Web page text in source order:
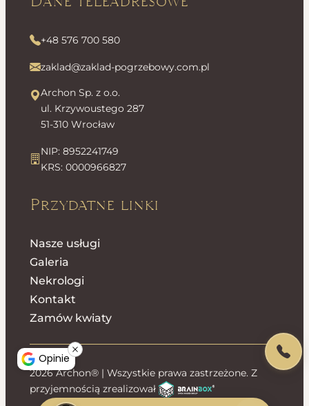
+48 576 700 580
zaklad@zaklad-pogrzebowy.com.pl
Archon Sp. z o.o.
ul. Krzywoustego 287
51-310 Wrocław
NIP: 8952241749
KRS: 0000966827
Przydatne linki
Nasze usługi
Galeria
Nekrologi
Kontakt
Zamów kwiaty
2026 Archon® | Wszystkie prawa zastrzeżone. Z
przyjemnością zrealizował
Opinie